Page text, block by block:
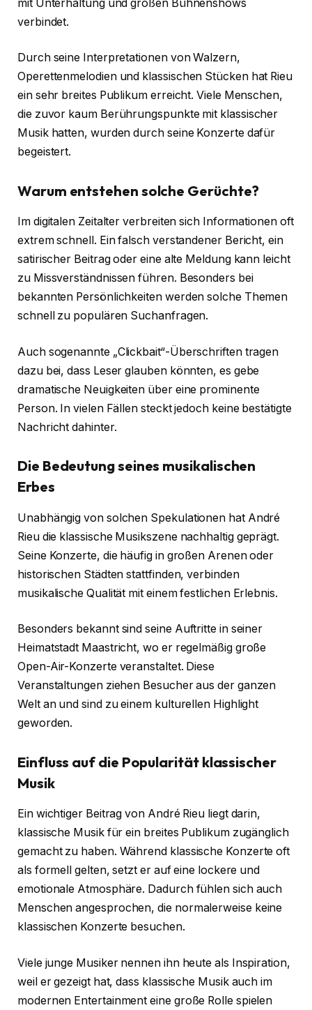
mit Unterhaltung und großen Bühnenshows
verbindet.
Durch seine Interpretationen von Walzern,
Operettenmelodien und klassischen Stücken hat Rieu
ein sehr breites Publikum erreicht. Viele Menschen,
die zuvor kaum Berührungspunkte mit klassischer
Musik hatten, wurden durch seine Konzerte dafür
begeistert.
Warum entstehen solche Gerüchte?
Im digitalen Zeitalter verbreiten sich Informationen oft
extrem schnell. Ein falsch verstandener Bericht, ein
satirischer Beitrag oder eine alte Meldung kann leicht
zu Missverständnissen führen. Besonders bei
bekannten Persönlichkeiten werden solche Themen
schnell zu populären Suchanfragen.
Auch sogenannte „Clickbait“-Überschriften tragen
dazu bei, dass Leser glauben könnten, es gebe
dramatische Neuigkeiten über eine prominente
Person. In vielen Fällen steckt jedoch keine bestätigte
Nachricht dahinter.
Die Bedeutung seines musikalischen
Erbes
Unabhängig von solchen Spekulationen hat André
Rieu die klassische Musikszene nachhaltig geprägt.
Seine Konzerte, die häufig in großen Arenen oder
historischen Städten stattfinden, verbinden
musikalische Qualität mit einem festlichen Erlebnis.
Besonders bekannt sind seine Auftritte in seiner
Heimatstadt Maastricht, wo er regelmäßig große
Open-Air-Konzerte veranstaltet. Diese
Veranstaltungen ziehen Besucher aus der ganzen
Welt an und sind zu einem kulturellen Highlight
geworden.
Einfluss auf die Popularität klassischer
Musik
Ein wichtiger Beitrag von André Rieu liegt darin,
klassische Musik für ein breites Publikum zugänglich
gemacht zu haben. Während klassische Konzerte oft
als formell gelten, setzt er auf eine lockere und
emotionale Atmosphäre. Dadurch fühlen sich auch
Menschen angesprochen, die normalerweise keine
klassischen Konzerte besuchen.
Viele junge Musiker nennen ihn heute als Inspiration,
weil er gezeigt hat, dass klassische Musik auch im
modernen Entertainment eine große Rolle spielen